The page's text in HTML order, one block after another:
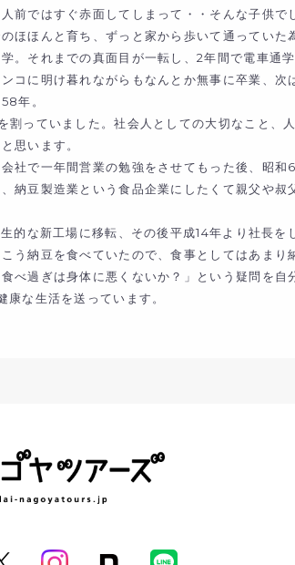
前ではすぐ赤面してしまって・・そんな子供で
ほほんと育ち、ずっと家から歩いて通っていた
。それまでの真面目が一転し、2年間で電車通
コに明け暮れながらもなんとか無事に卒業、次
年。
割っていました。社会人としての大切なこと、
思います。
社で一年間営業の勉強をさせてもった後、昭和
納豆製造業という食品企業にしたくて親父や叔
的な新工場に移転、その後平成14年より社長を
う納豆を食べていたので、食事としてはあまり
べ過ぎは身体に悪くないか？」という疑問を自
な生活を送っています。